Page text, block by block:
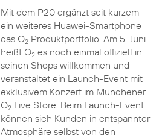
Mit dem P20 ergänzt seit kurzem
ein weiteres Huawei-Smartphone
das O2Produktportfolio. Am 5. Juni
heißt O2es noch einmal offiziell in
seinen Shops willkommen und
veranstaltet ein Launch-Event mit
exklusivem Konzert im Münchener
O2Live Store. Beim Launch-Event
können sich Kunden in entspannter
Atmosphäre selbst von den